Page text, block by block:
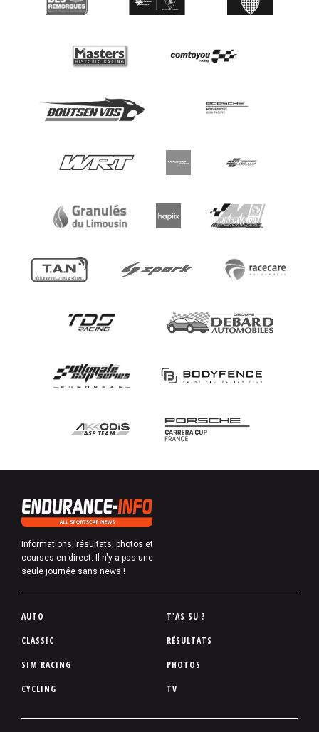
Informations, résultats, photos et
courses en direct. Il n'y a pas une
seule journée sans news !
P
d
d
p
AUTO
CLASSIC
SIM RACING
CYCLING
T'AS SU ?
RÉSULTATS
PHOTOS
TV